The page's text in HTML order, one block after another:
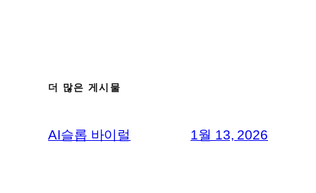
더 많은 게시물
AI슬롭 바이럴 1월 13, 2026